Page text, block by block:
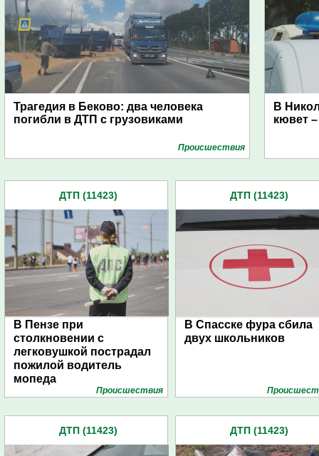
Трагедия в Беково: два человека
погибли в ДТП с грузовиками
Проиcшествия
В
кювет
ДТП (11423)
В Пензе при
столкновении с
легковушкой пострадал
пожилой водитель
мопеда
Проиcшествия
ДТП (11423)
В Спасске фура сбила
двух школьников
ДТП (11423) ДТП (11423)